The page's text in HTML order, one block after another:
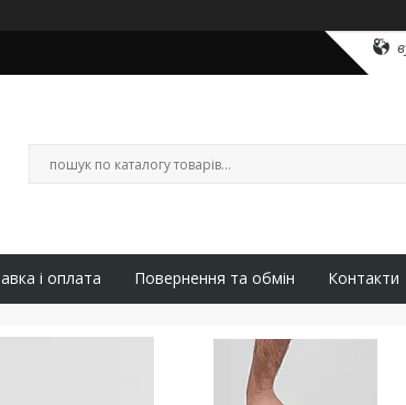
і оплата Повернення та обмін Контакти